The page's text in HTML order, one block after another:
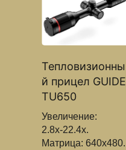
Тепловизионны
й прицел GUIDE
TU650
Увеличение:
2.8х-22.4х.
Матрица: 640x480.